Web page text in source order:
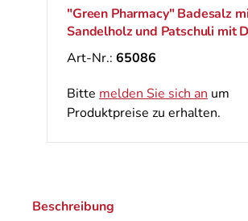
"Green Pharmacy" Badesalz
Sandelholz und Patschuli mit
1000 g
Art-Nr.: 65086
Bitte melden Sie sich an um
Produktpreise zu erhalten.
Beschreibung